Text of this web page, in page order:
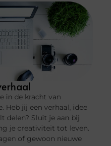
in de kracht van
Heb jij een verhaal, idee
delen? Sluit je aan bij
je creativiteit tot leven.
of gewoon nieuwe